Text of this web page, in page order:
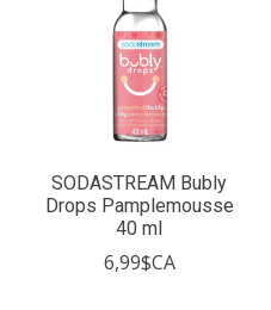
SODASTREAM Bubly
Drops Pamplemousse
40 ml
6,99$CA